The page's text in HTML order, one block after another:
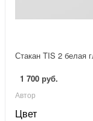
Стакан TIS 2 белая
1 700 руб.
Автор
Цвет